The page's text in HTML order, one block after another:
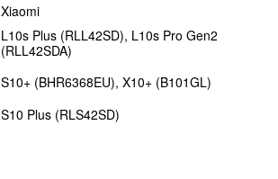
Xiaomi
L10s Plus (RLL42SD), L10s Pro Gen2
(RLL42SDA)
S10+ (BHR6368EU), X10+ (B101GL)
S10 Plus (RLS42SD)